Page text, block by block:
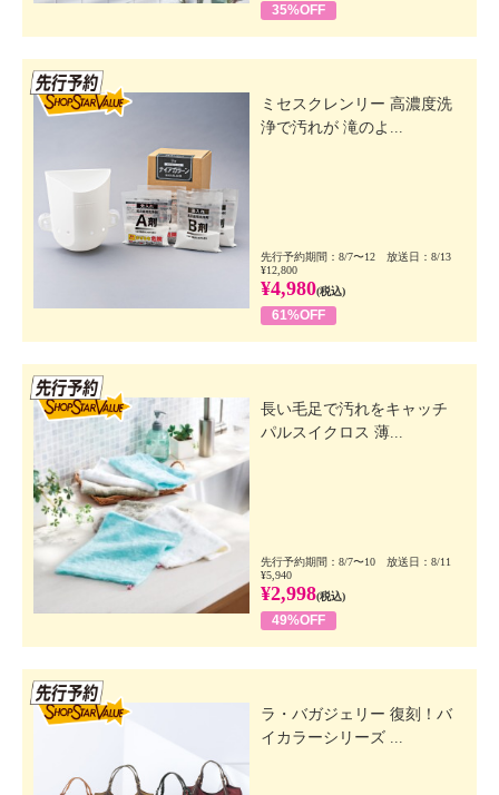
35%OFF
ミセスクレンリー 高濃度洗
浄で汚れが 滝のよ...
先行予約期間：8/7〜12 放送日：8/13
¥12,800
¥4,980(税込)
61%OFF
長い毛足で汚れをキャッチ
パルスイクロス 薄...
先行予約期間：8/7〜10 放送日：8/11
¥5,940
¥2,998(税込)
49%OFF
ラ・バガジェリー 復刻！バ
イカラーシリーズ ...